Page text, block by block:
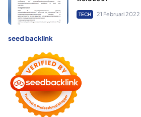
TECH 21 Februari 2022
seed backlink